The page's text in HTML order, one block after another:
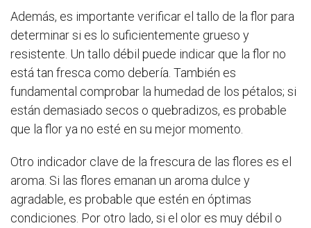
Además, es importante verificar el tallo de la flor para
determinar si es lo suficientemente grueso y
resistente. Un tallo débil puede indicar que la flor no
está tan fresca como debería. También es
fundamental comprobar la humedad de los pétalos; si
están demasiado secos o quebradizos, es probable
que la flor ya no esté en su mejor momento.
Otro indicador clave de la frescura de las flores es el
aroma. Si las flores emanan un aroma dulce y
agradable, es probable que estén en óptimas
condiciones. Por otro lado, si el olor es muy débil o